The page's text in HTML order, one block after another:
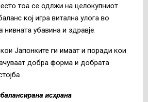
тоа се одлжи на целокупниот
кој игра витална улога во
убавина и здравје.
Јапонките ги имаат и поради кои
добра форма и добрата
исхрана